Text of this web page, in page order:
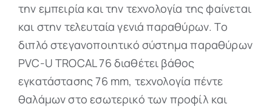
την εμπειρία και την τεχνολογία της φαίνεται
και στην τελευταία γενιά παραθύρων. Το
διπλό στεγανοποιητικό σύστημα παραθύρων
PVC-U TROCAL 76 διαθέτει βάθος
εγκατάστασης 76 mm, τεχνολογία πέντε
θαλάμων στο εσωτερικό των προφίλ και